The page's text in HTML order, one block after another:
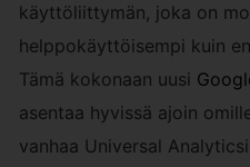
käyttöliittymän, joka on
helppokäyttöisempi kuin
Tämä kokonaan uusi
asentaa hyvissä ajoin
vanhaa Universal